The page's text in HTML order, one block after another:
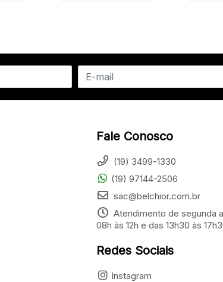
Fale Conosco
(19) 3499-1330
(19) 97144-2506
sac@belchior.com.br
Atendimento de segunda
08h às 12h e das 13h30 às
Redes Sociais
Instagram